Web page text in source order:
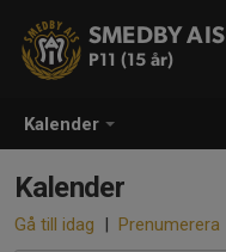
Kalender
SMEDBY AIS
P11 (15 år)
Kalender
Gå till idag | Prenumerera